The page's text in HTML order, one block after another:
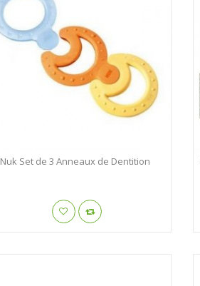
Nuk Set de 3 Anneaux de Dentition